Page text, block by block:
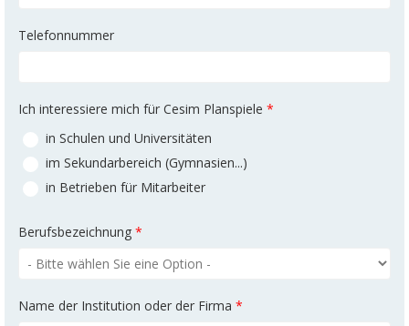
Telefonnummer
Ich interessiere mich für Cesim Planspiele *
in Schulen und Universitäten
im Sekundarbereich (Gymnasien...)
in Betrieben für Mitarbeiter
Berufsbezeichnung *
Name der Institution oder der Firma *